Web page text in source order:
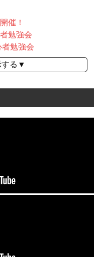
催！
勉強会
勉強会
する▼